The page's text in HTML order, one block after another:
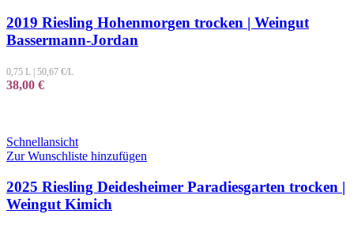
2019 Riesling Hohenmorgen trocken | Weingut
Bassermann-Jordan
0,75 L 50,67 €/L
38,00 €
Schnellansicht
Zur Wunschliste hinzufügen
2025 Riesling Deidesheimer Paradiesgarten trocken |
Weingut Kimich